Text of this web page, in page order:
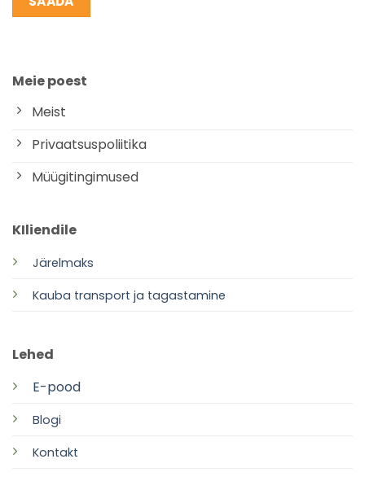
KIliendile
Järelmaks
Kauba transport ja tagastamine
Lehed
E-pood
Blogi
Kontakt
Meie poest
Meist
Privaatsuspoliitika
Müügitingimused